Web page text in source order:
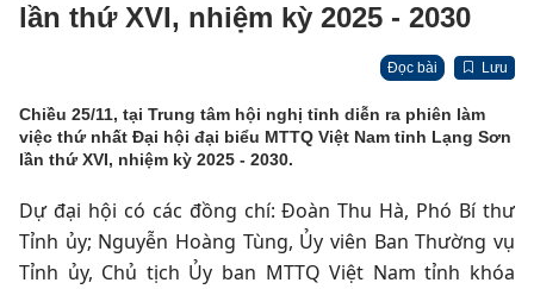
lần thứ XVI, nhiệm kỳ 2025 - 2030
Đọc bài Lưu
Chiều 25/11, tại Trung tâm hội nghị tỉnh diễn ra phiên làm
việc thứ nhất Đại hội đại biểu MTTQ Việt Nam tỉnh Lạng Sơn
lần thứ XVI, nhiệm kỳ 2025 - 2030.
Dự đại hội có các đồng chí: Đoàn Thu Hà, Phó Bí thư
Tỉnh ủy; Nguyễn Hoàng Tùng, Ủy viên Ban Thường vụ
Tỉnh ủy, Chủ tịch Ủy ban MTTQ Việt Nam tỉnh khóa